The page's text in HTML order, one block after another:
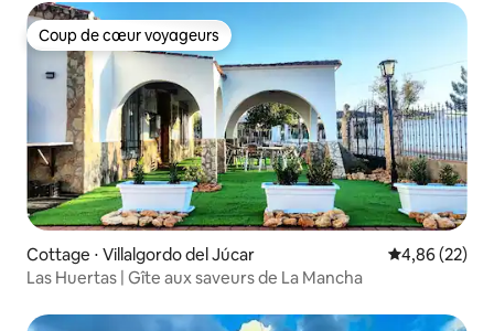
Coup de cœur voyageurs
Coup de cœur voyageurs
Cottage ⋅ Villalgordo del Júcar Évaluation
4,86 (22)
Las Huertas | Gîte aux saveurs de La Mancha